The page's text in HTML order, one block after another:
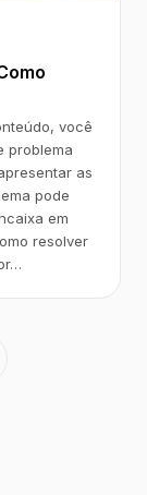
você
problema
as
pode
em
resolver